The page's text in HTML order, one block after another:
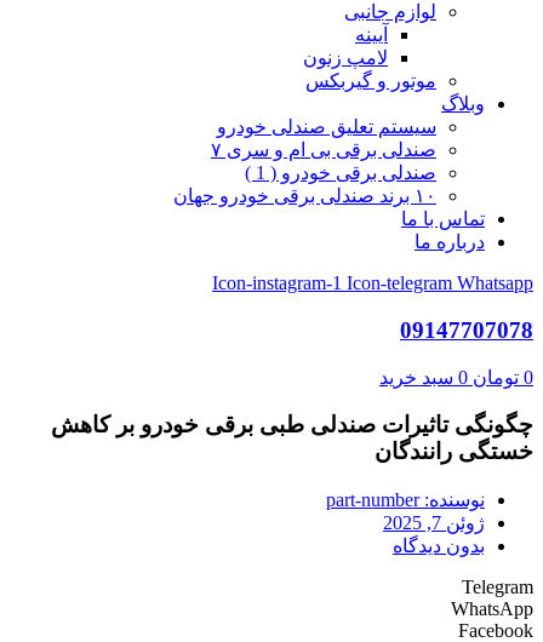
لوازم جانبی
آیینه
لامپ زنون
موتور و گیربکس
وبلاگ
سیستم تعلیق صندلی خودرو
صندلی برقی بی ام و سری ۷
صندلی برقی خودرو ( 1 )
۱۰ برند صندلی برقی خودرو جهان
تماس با ما
درباره ما
Icon-instagram-1 Icon-telegram Whatsapp
09147707078
0 تومان 0 سبد خرید
چگونگی تاثیرات صندلی طبی برقی خودرو بر کاهش
خستگی رانندگان
نوسنده: part-number
ژوئن 7, 2025
بدون دیدگاه
Telegram
WhatsApp
Facebook